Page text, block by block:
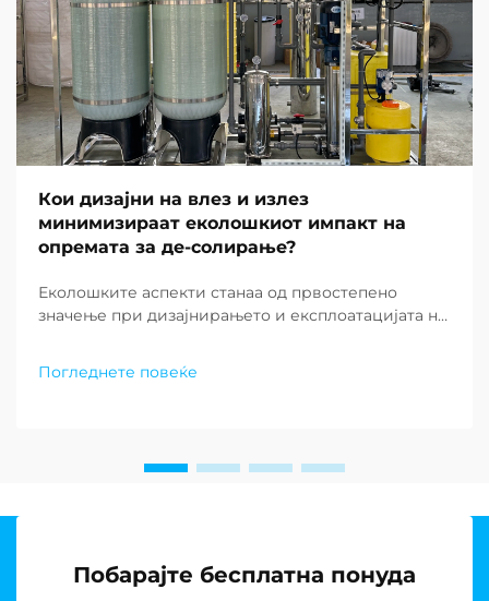
Кои дизајни на влез и излез
минимизираат еколошкиот импакт на
опремата за де-солирање?
Еколошките аспекти станаа од првостепено
значење при дизајнирањето и експлоатацијата на
светот. Како што недостатокот на вода
продолжува да предизвикува заедниците низ
Погледнете повеќе
Побарајте бесплатна понуда